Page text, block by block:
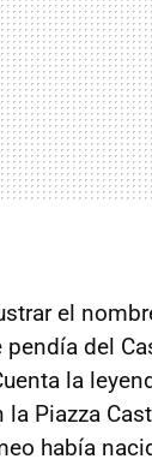
el
pendía del
la
la Piazza
había